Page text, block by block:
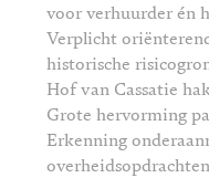
voor verhuurder én
Verplicht
historische
Hof van Cassatie
Grote hervorming
Erkenning